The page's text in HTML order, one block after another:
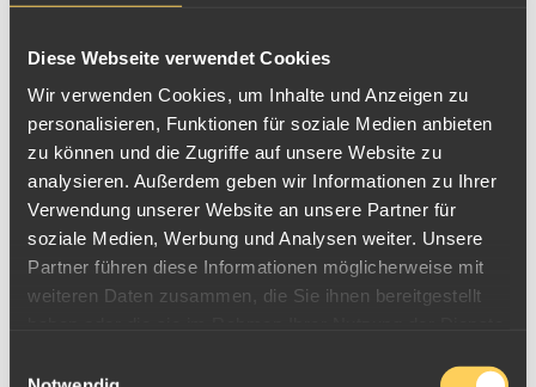
Diese Webseite verwendet Cookies
Wir verwenden Cookies, um Inhalte und Anzeigen zu
personalisieren, Funktionen für soziale Medien anbieten
zu können und die Zugriffe auf unsere Website zu
analysieren. Außerdem geben wir Informationen zu Ihrer
Verwendung unserer Website an unsere Partner für
soziale Medien, Werbung und Analysen weiter. Unsere
Partner führen diese Informationen möglicherweise mit
weiteren Daten zusammen, die Sie ihnen bereitgestellt
1kg DIN Barren Ag Silber